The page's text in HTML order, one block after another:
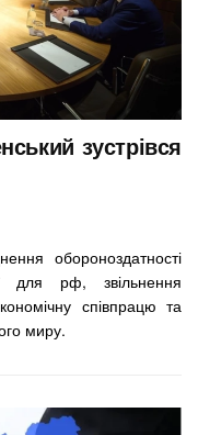
зустрівся
обороноздатності
для рф, звільнення
співпрацю та
миру.